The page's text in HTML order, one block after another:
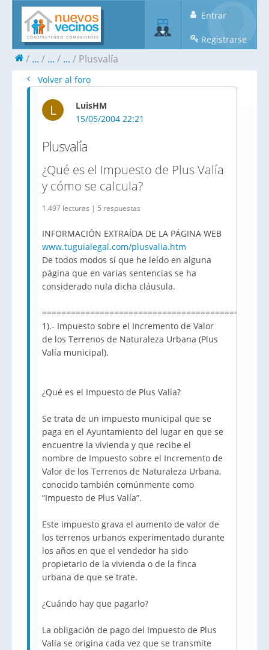
Entrar
Registrarse
... ... ... Plusvalía
Volver al foro
L
LuisHM
15/05/2004 22:21
Plusvalía
¿Qué es el Impuesto de Plus Valía
y cómo se calcula?
1.497 lecturas | 5 respuestas
INFORMACIÓN EXTRAÍDA DE LA PÁGINA WEB
www.tuguialegal.com/plusvalia.htm
De todos modos sí que he leído en alguna
página que en varias sentencias se ha
considerado nula dicha cláusula.
1).- Impuesto sobre el Incremento de Valor
de los Terrenos de Naturaleza Urbana (Plus
Valía municipal).
¿Qué es el Impuesto de Plus Valía?
Se trata de un impuesto municipal que se
paga en el Ayuntamiento del lugar en que se
encuentre la vivienda y que recibe el
nombre de Impuesto sobre el Incremento de
Valor de los Terrenos de Naturaleza Urbana,
conocido también comúnmente como
“Impuesto de Plus Valía”.
Este impuesto grava el aumento de valor de
los terrenos urbanos experimentado durante
los años en que el vendedor ha sido
propietario de la vivienda o de la finca
urbana de que se trate.
¿Cuándo hay que pagarlo?
La obligación de pago del Impuesto de Plus
Valía se origina cada vez que se transmite